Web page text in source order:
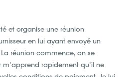
et organise une réunion
en lui ayant envoyé un
réunion commence, on se
m’apprend rapidement qu’il ne